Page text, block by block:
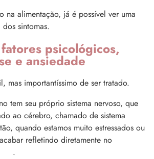
na alimentação, já é possível ver uma
sintomas.
psicológicos,
e ansiedade
mas importantíssimo de ser tratado.
tem seu próprio sistema nervoso, que
ao cérebro, chamado de sistema
quando estamos muito estressados ou
refletindo diretamente no
.